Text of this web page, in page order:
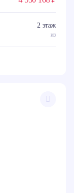
2 этаж
из